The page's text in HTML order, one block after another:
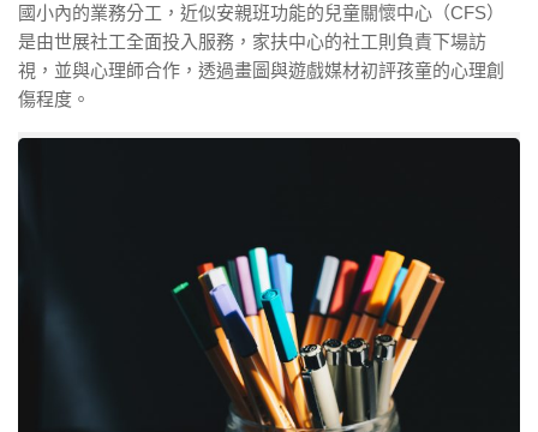
國小內的業務分工，近似安親班功能的兒童關懷中心（CFS）
是由世展社工全面投入服務，家扶中心的社工則負責下場訪
視，並與心理師合作，透過畫圖與遊戲媒材初評孩童的心理創
傷程度。